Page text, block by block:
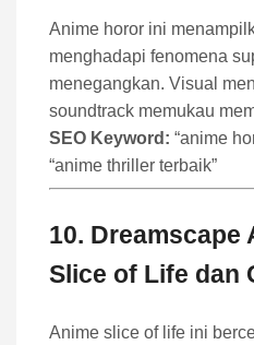
Anime horor ini
menghadapi fenomena
menegangkan. Visual
soundtrack memukau
SEO Keyword: “anime
“anime thriller terbaik”
10. Dreamscape
Slice of Life dan
Anime slice of life ini